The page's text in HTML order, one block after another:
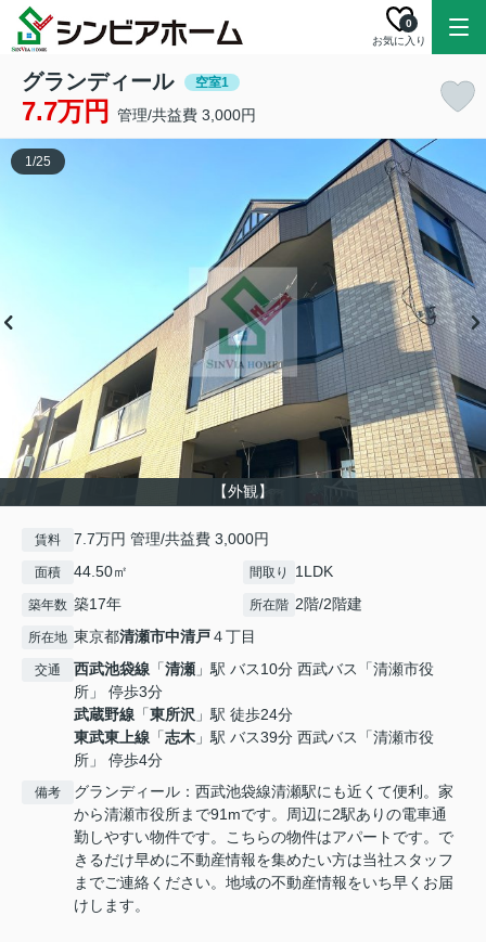
お気に入り
0
グランディール 空室1
7.7万円 管理/共益費 3,000円
【外観】
1/25
賃料 7.7万円 管理/共益費 3,000円
面積 44.50㎡ 間取り 1LDK
築年数 築17年 所在階 2階/2階建
所在地 東京都清瀬市中清戸４丁目
交通 西武池袋線 「清瀬 」駅 バス10分 西武バス「清瀬市役
所」 停歩3分
武蔵野線 「東所沢 」駅 徒歩24分
東武東上線 「志木 」駅 バス39分 西武バス「清瀬市役
所」 停歩4分
備考
グランディール：西武池袋線清瀬駅にも近くて便利。家
から清瀬市役所まで91mです。周辺に2駅ありの電車通
勤しやすい物件です。こちらの物件はアパートです。で
きるだけ早めに不動産情報を集めたい方は当社スタッフ
までご連絡ください。地域の不動産情報をいち早くお届
けします。